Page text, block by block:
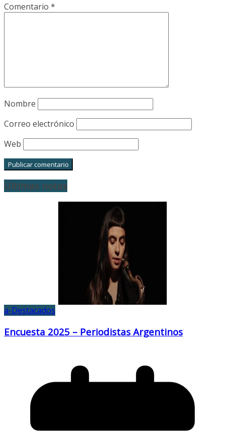
Comentario *
Nombre
Correo electrónico
Web
Últimas notas
a-Destacados
Encuesta 2025 – Periodistas Argentinos